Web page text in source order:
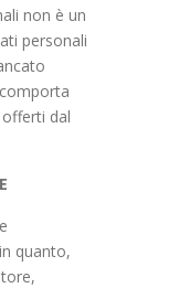
non è un
personali
offerti dal
quanto,